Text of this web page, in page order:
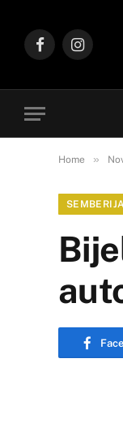
FacebookInstagram
Home »